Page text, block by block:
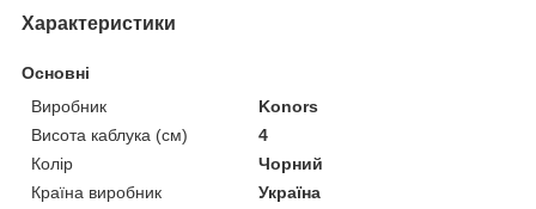
Характеристики
Основні
Виробник
Konors
Висота каблука (см)
4
Колір
Чорний
Країна виробник
Україна